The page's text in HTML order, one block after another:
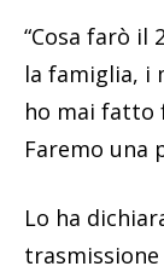
“Cosa farò il
la famiglia, i
ho mai fatto
Faremo una
Lo ha
trasmissione